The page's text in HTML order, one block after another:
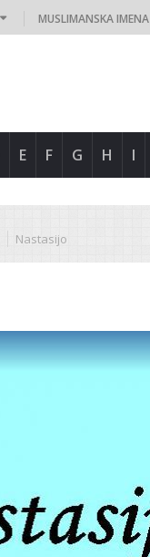
MUSLIMANSKA IMENA
E F G H I
Nastasijo